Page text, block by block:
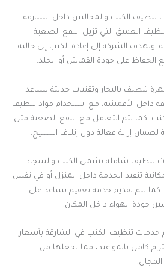
تنظيف الكنب والمجالس داخل الشارقة
العميق التي تزيل البقع الصعبة
وتهدف الشركة إلى إعادة الكنب إلى حالته
الحفاظ على جودة القماش أو الجلد.
تنظيف بالبخار وتقنيات حديثة تساعد
داخل الأقمشة، مع استخدام مواد تنظيف
كما يتم التعامل مع البقع الصعبة مثل
لضمان إزالة فعالة دون إتلاف النسيج.
تنظيف شاملة تشمل الكنب والسجاد
تنفيذ الخدمة داخل المنزل أو في نفس
يتم تقديم خدمة تعقيم تساعد على
جودة الهواء داخل المكان.
تنظيف الكنب في الشارقة بأسعار
كامل بالمواعيد، مما يجعلها من